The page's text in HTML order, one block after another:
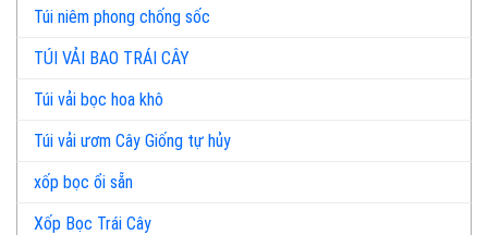
Túi niêm phong chống sốc
TÚI VẢI BAO TRÁI CÂY
Túi vải bọc hoa khô
Túi vải ươm Cây Giống tự hủy
xốp bọc ổi sẵn
Xốp Bọc Trái Cây